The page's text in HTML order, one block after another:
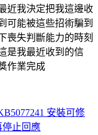
近我決定把我這邊收
可能被這些招術騙到
喪失判斷能力的時刻
是我最近收到的信
作業完成
安裝可修
停止回應